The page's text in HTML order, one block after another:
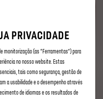
PRIVACIDADE
(as “Ferramentas”) para
no nosso website. Estas
tais como segurança, gestão de
a usabilidade e o desempenho através
de idiomas e os resultados de